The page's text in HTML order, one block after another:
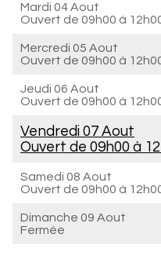
Mardi 04 Aout
Ouvert de 09h00 à
Mercredi 05 Aout
Ouvert de 09h00 à
Jeudi 06 Aout
Ouvert de 09h00 à
Vendredi 07 Aout
Ouvert de 09h00 à
Samedi 08 Aout
Ouvert de 09h00 à
Dimanche 09 Aout
Fermée